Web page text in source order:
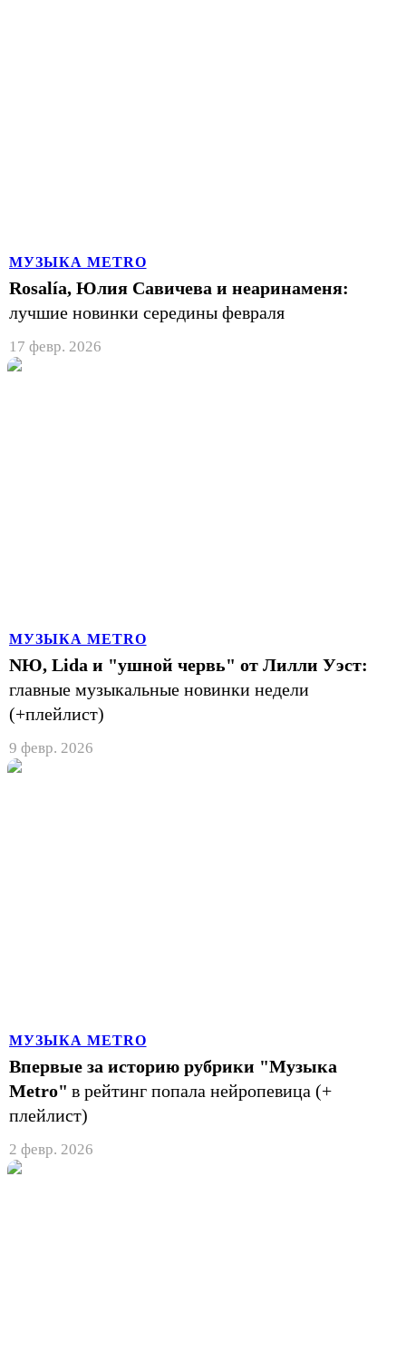
МУЗЫКА METRO
Rosalía, Юлия Савичева и неаринаменя:
лучшие новинки середины февраля
17 февр. 2026
МУЗЫКА METRO
NЮ, Lida и "ушной червь" от Лилли Уэст:
главные музыкальные новинки недели
(+плейлист)
9 февр. 2026
МУЗЫКА METRO
Впервые за историю рубрики "Музыка
Metro" в рейтинг попала нейропевица (+
плейлист)
2 февр. 2026